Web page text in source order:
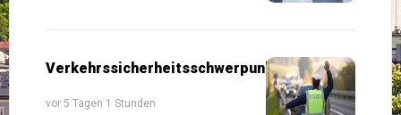
Verkehrssicherheitsschwerpunkte
vor 5 Tagen 1 Stunden